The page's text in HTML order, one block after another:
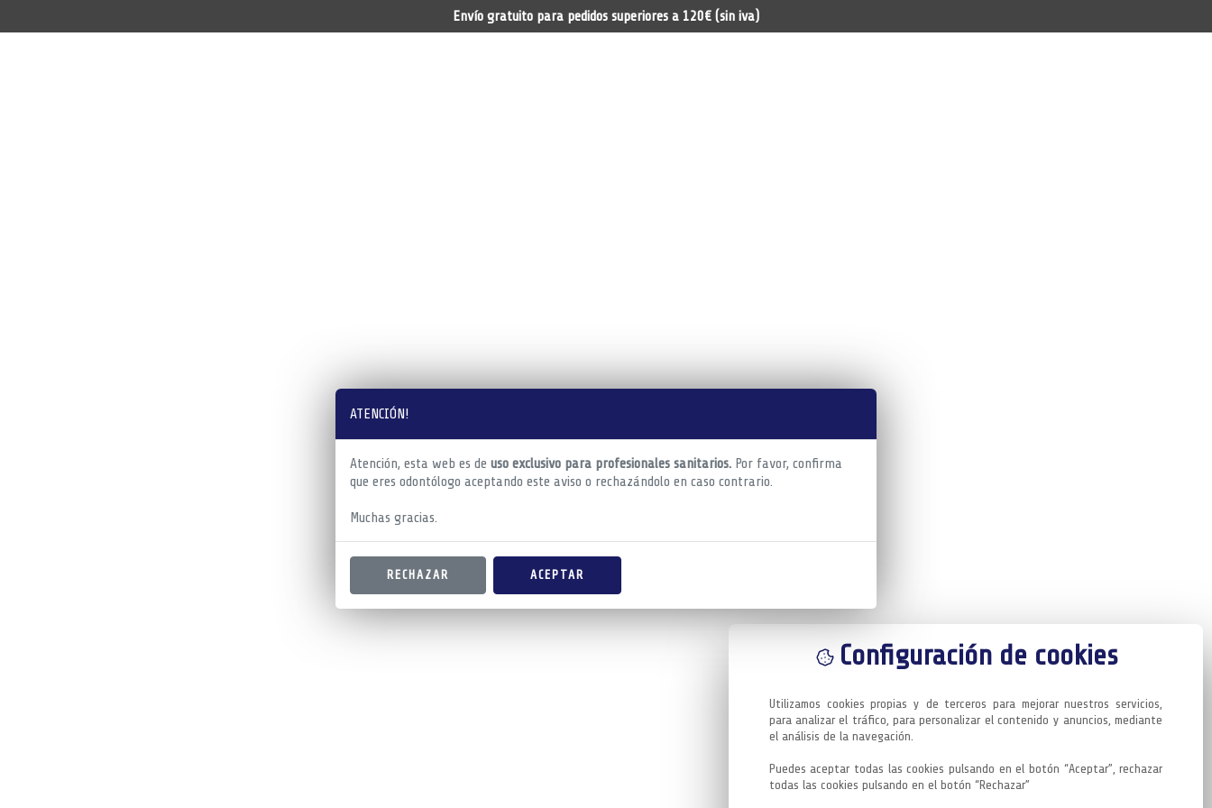
ATENCIÓN!
Atención, esta web es de uso exclusivo para profesionales sanitarios. Por favor, confirma
que eres odontólogo aceptando este aviso o rechazándolo en caso contrario.
Muchas gracias.
RECHAZAR ACEPTAR
Configuración de cookies
Utilizamos cookies propias y de terceros para mejorar nuestros servicios,
para analizar el tráfico, para personalizar el contenido y anuncios, mediante
el análisis de la navegación.
Puedes aceptar todas las cookies pulsando en el botón “Aceptar”, rechazar
todas las cookies pulsando en el botón “Rechazar”
Envío gratuito para pedidos superiores a 120€ (sin iva)